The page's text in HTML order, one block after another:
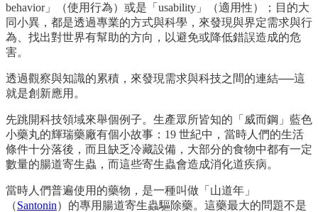
behavior」（使用行為）或是「usability」（適用性）；目的大
同小異，都是透過專業的方式與科學，來發現與界定需求與行
為、找出對世界有幫助的方向，以避免或降低錯誤造成的危
害。
透過觀察與知識的累積，來發現需求與科技之間的連結──這
就是創新應用。
先跳開科技領域來舉個例子。生產眾所皆知的「威而鋼」藍色
小藥丸的輝瑞藥廠有個小故事：19 世紀中，當時人們的生活
條件十分落後，而且缺乏冷藏設備，大部分的食物中都有一定
數量的腸道寄生蟲，而這些寄生蟲會造成消化道疾病。
當時人們普遍使用的藥物，是一種叫做「山道年」
（Santonin）的專用腸道寄生蟲驅除藥。這藥最大的問題不是